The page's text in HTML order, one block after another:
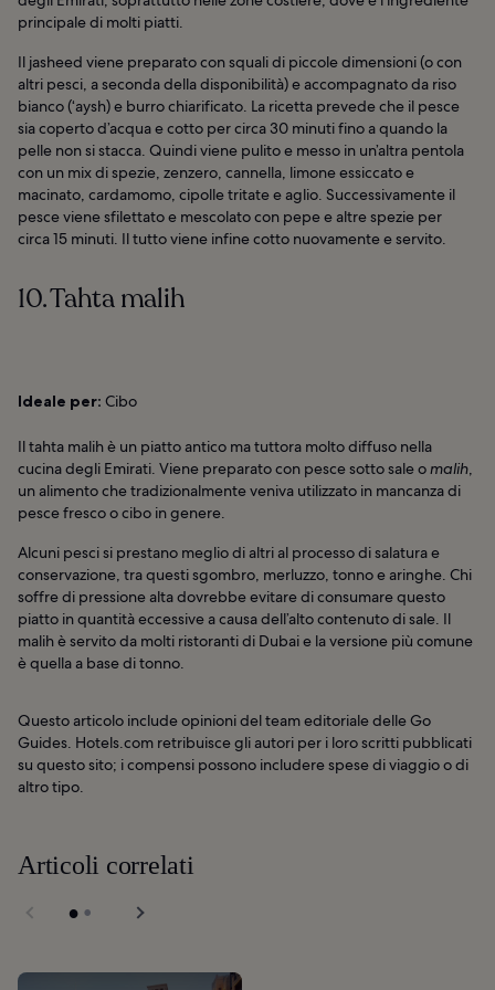
principale di molti piatti.
Il jasheed viene preparato con squali di piccole dimensioni (o con
altri pesci, a seconda della disponibilità) e accompagnato da riso
bianco (‘aysh) e burro chiarificato. La ricetta prevede che il pesce
sia coperto d’acqua e cotto per circa 30 minuti fino a quando la
pelle non si stacca. Quindi viene pulito e messo in un’altra pentola
con un mix di spezie, zenzero, cannella, limone essiccato e
macinato, cardamomo, cipolle tritate e aglio. Successivamente il
pesce viene sfilettato e mescolato con pepe e altre spezie per
circa 15 minuti. Il tutto viene infine cotto nuovamente e servito.
10. Tahta malih
Ideale per: Cibo
Il tahta malih è un piatto antico ma tuttora molto diffuso nella
cucina degli Emirati. Viene preparato con pesce sotto sale omalih,
un alimento che tradizionalmente veniva utilizzato in mancanza di
pesce fresco o cibo in genere.
Alcuni pesci si prestano meglio di altri al processo di salatura e
conservazione, tra questi sgombro, merluzzo, tonno e aringhe. Chi
soffre di pressione alta dovrebbe evitare di consumare questo
piatto in quantità eccessive a causa dell’alto contenuto di sale. Il
malih è servito da molti ristoranti di Dubai e la versione più comune
è quella a base di tonno.
Questo articolo include opinioni del team editoriale delle Go
Guides. Hotels.com retribuisce gli autori per i loro scritti pubblicati
su questo sito; i compensi possono includere spese di viaggio o di
altro tipo.
Articoli correlati